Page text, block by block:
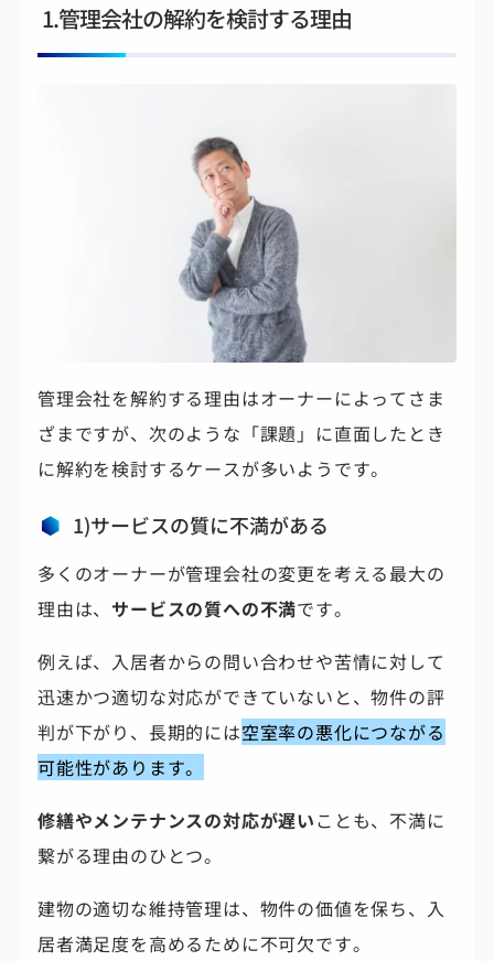
1.管理会社の解約を検討する理由
管理会社を解約する理由はオーナーによってさま
ざまですが、次のような「課題」に直面したとき
に解約を検討するケースが多いようです。
1)サービスの質に不満がある
多くのオーナーが管理会社の変更を考える最大の
理由は、 サービスの質への不満です。
例えば、入居者からの問い合わせや苦情に対して
迅速かつ適切な対応ができていないと、物件の評
判が下がり、長期的には空室率の悪化につながる
可能性があります。
修繕やメンテナンスの対応が遅いことも、不満に
繋がる理由のひとつ。
建物の適切な維持管理は、物件の価値を保ち、入
居者満足度を高めるために不可欠です。